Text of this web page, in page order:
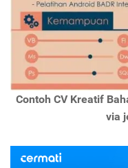
Contoh CV Kreatif
via